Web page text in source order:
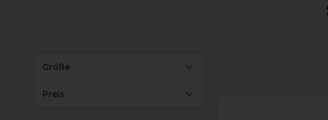
Größe
Preis